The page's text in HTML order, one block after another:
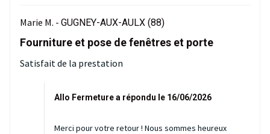
Marie M. - GUGNEY-AUX-AULX (88)
Fourniture et pose de fenêtres et porte
Satisfait de la prestation
Allo Fermeture a répondu le 16/06/2026
Merci pour votre retour ! Nous sommes heureux